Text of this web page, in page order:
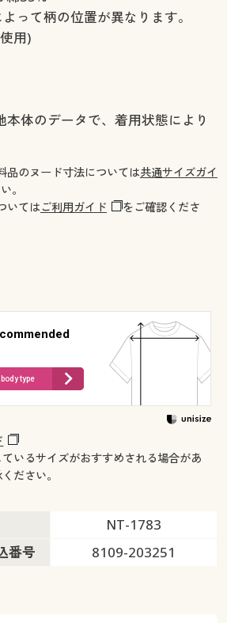
って柄の位置が異なります。
用)
体のデータで、着用状態により
のヌード寸法については共通サイズガイ
。
いてはご利用ガイド
をご確認くださ
type
いるサイズがおすすめされる場合があ
ださい。
NT-1783
番号
8109-203251